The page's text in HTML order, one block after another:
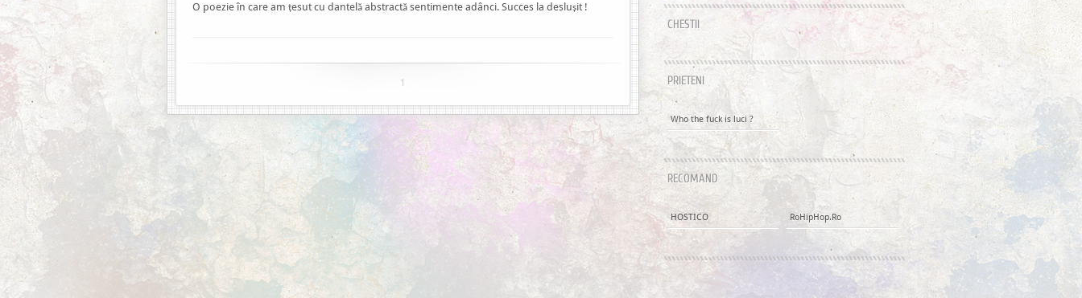
O poezie în care am țesut cu dantelă abstractă sentimente adânci. Succes la deslușit !
1
CHESTII
PRIETENI
Who the fuck is luci ?
RECOMAND
HOSTICO RoHipHop.Ro